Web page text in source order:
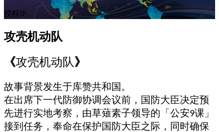
授权IP
攻壳机动队
《攻壳机动队》
故事背景发生于库赞共和国。
在出席下一代防御协调会议前，国防大臣决定预
先进行实地考察，由草薙素子领导的「公安9课」
接到任务，奉命在保护国防大臣之际，同时确保